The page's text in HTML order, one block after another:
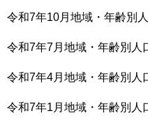
令和7年10月地域・年齢別
令和7年7月地域・年齢別人
令和7年4月地域・年齢別人
令和7年1月地域・年齢別人